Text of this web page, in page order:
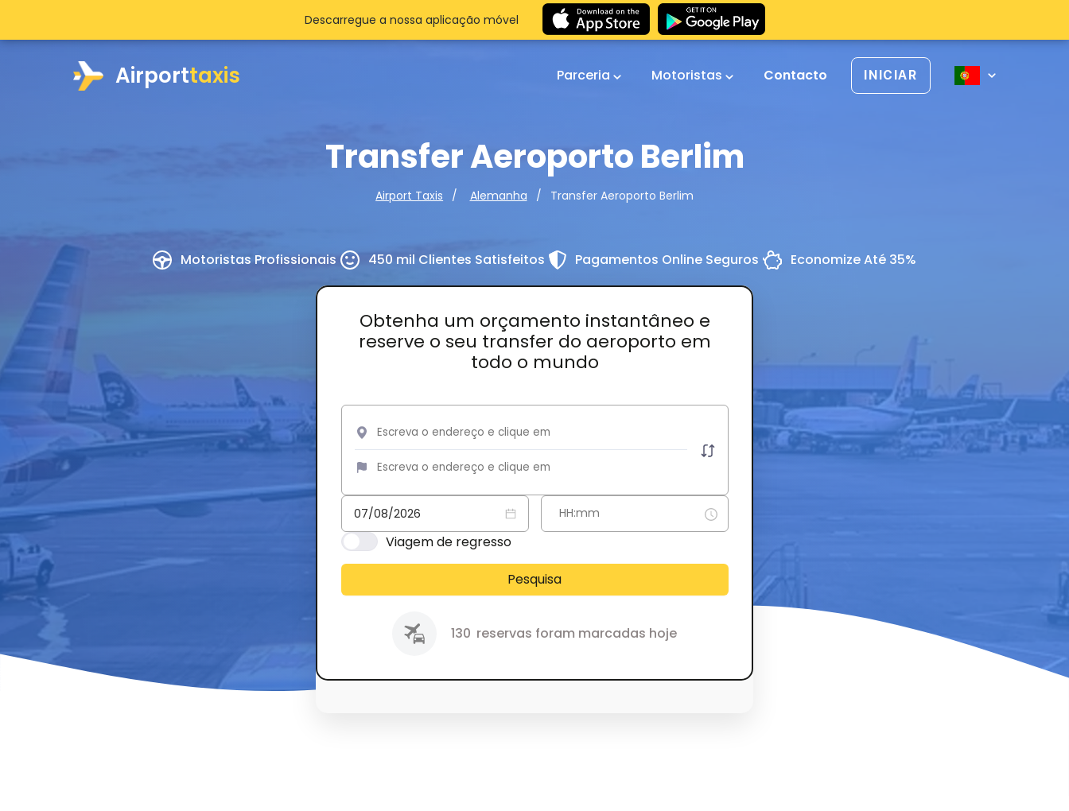
Airporttaxis Parceria Motoristas Contacto INICIAR
Transfer Aeroporto Berlim
Airport Taxis Alemanha Transfer Aeroporto Berlim
Motoristas Profissionais 450 mil Clientes Satisfeitos Pagamentos Online Seguros Economize Até 35%
Obtenha um orçamento instantâneo e
reserve o seu transfer do aeroporto em
todo o mundo
Viagem de regresso
Pesquisa
130 reservas foram marcadas hoje
Descarregue a nossa aplicação móvel